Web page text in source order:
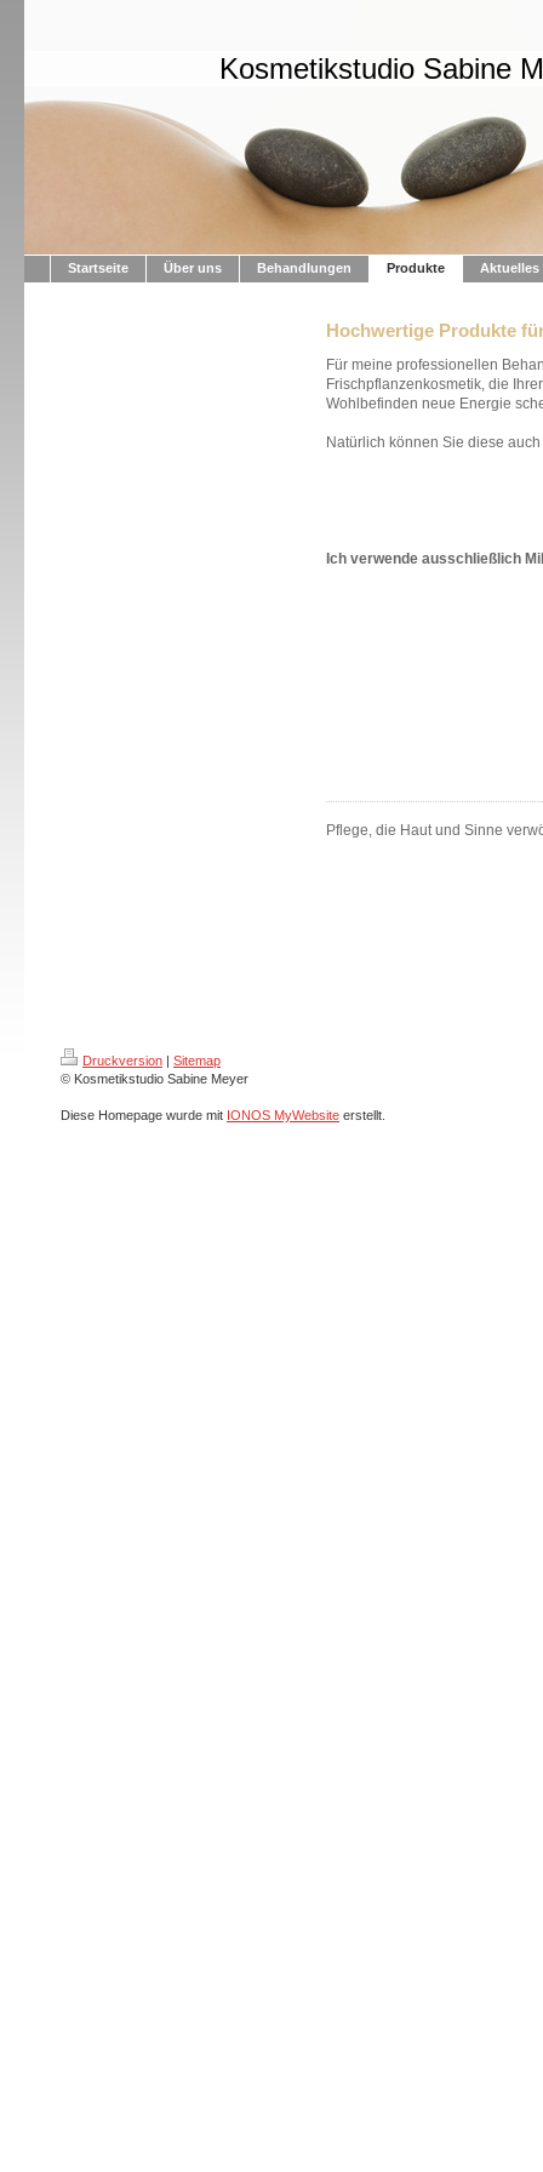
Kosmetikstudio Sabine
Startseite Über uns Behandlungen Produkte Aktuelles
Hochwertige Produkte
Für meine professionellen
Frischpflanzenkosmetik, die
Wohlbefinden neue Energie
Natürlich können Sie diese
Ich verwende ausschließlich
Pflege, die Haut und Sinne
Druckversion | Sitemap
© Kosmetikstudio Sabine Meyer
Diese Homepage wurde mit IONOS MyWebsite erstellt.